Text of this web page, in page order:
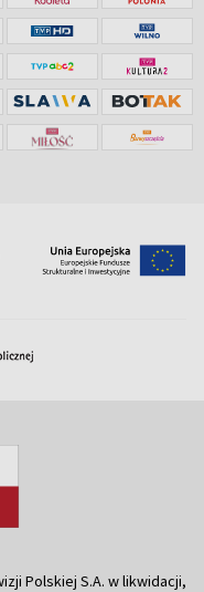
Polskiej S.A. w likwidacji,